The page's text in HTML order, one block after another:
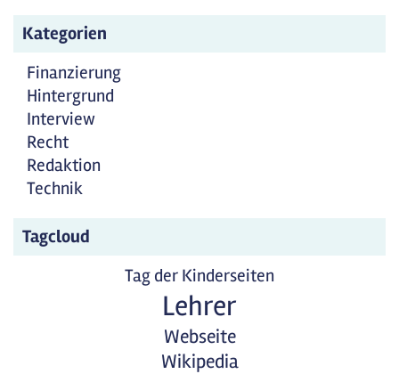
Kategorien
Finanzierung
Hintergrund
Interview
Recht
Redaktion
Technik
Tagcloud
Tag der Kinderseiten
Lehrer
Webseite
Wikipedia